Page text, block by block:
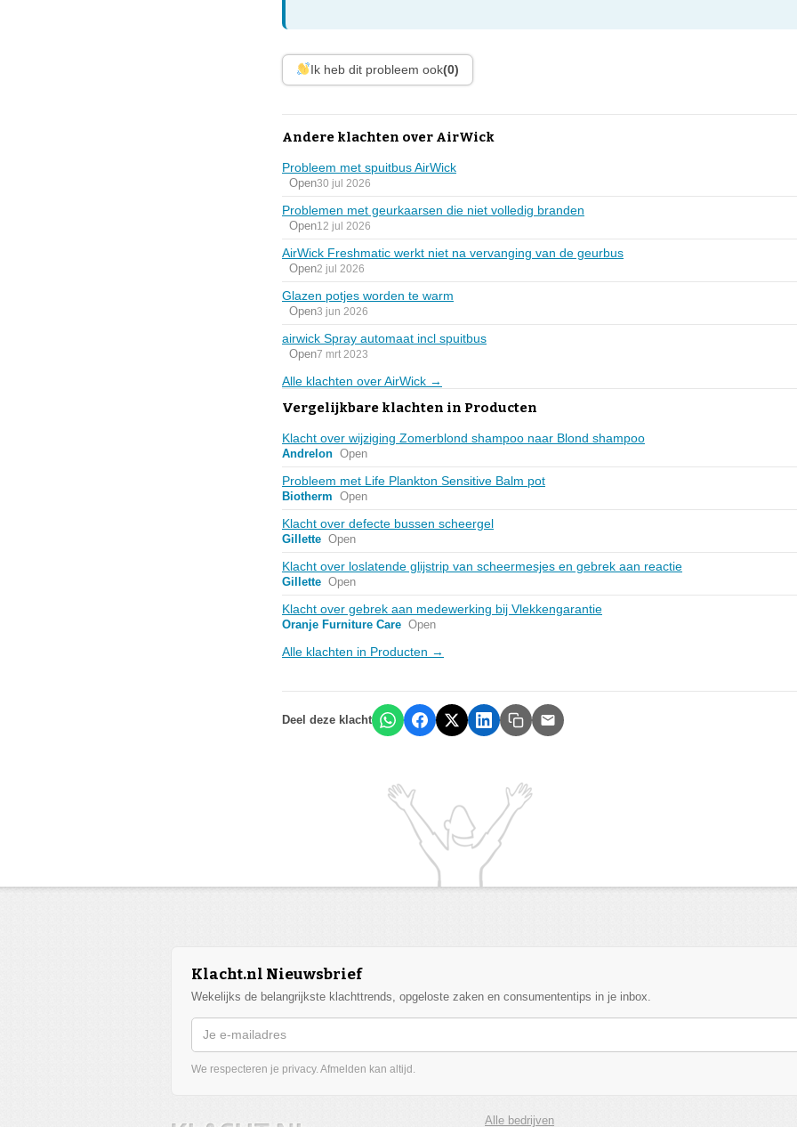
Ik heb dit probleem ook(0)
Andere klachten over AirWick
Probleem met spuitbus AirWick
Open30 jul 2026
Problemen met geurkaarsen die niet volledig branden
Open12 jul 2026
AirWick Freshmatic werkt niet na vervanging van de geurbus
Open2 jul 2026
Glazen potjes worden te warm
Open3 jun 2026
airwick Spray automaat incl spuitbus
Open7 mrt 2023
Alle klachten over AirWick →
Vergelijkbare klachten in Producten
Klacht over wijziging Zomerblond shampoo naar Blond shampoo
Andrelon Open
Probleem met Life Plankton Sensitive Balm pot
Biotherm Open
Klacht over defecte bussen scheergel
Gillette Open
Klacht over loslatende glijstrip van scheermesjes en gebrek aan reactie
Gillette Open
Klacht over gebrek aan medewerking bij Vlekkengarantie
Oranje Furniture Care Open
Alle klachten in Producten →
Deel deze klacht
Klacht.nl Nieuwsbrief
Wekelijks de belangrijkste klachttrends, opgeloste zaken en consumententips in je inbox.
We respecteren je privacy. Afmelden kan altijd.
Alle bedrijven